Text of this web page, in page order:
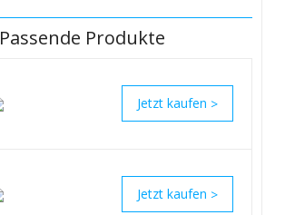
Passende Produkte
>
>